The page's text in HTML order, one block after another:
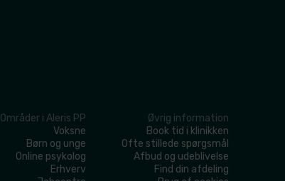
Områder i Aleris PP
​Voksne
​Børn og unge
​Online psykolog
​Erhverv
Øvrig information
​Book tid i klinikken
​Ofte stillede spørgsmål
Afbud og udeblivelse
​Find din afdeling